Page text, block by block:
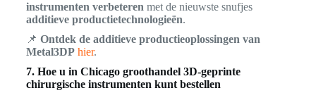
instrumenten verbeteren met de nieuwste snufjes
additieve productietechnologieën.
📌 Ontdek de additieve productieoplossingen van
Metal3DP hier.
7. Hoe u in Chicago groothandel 3D-geprinte
chirurgische instrumenten kunt bestellen